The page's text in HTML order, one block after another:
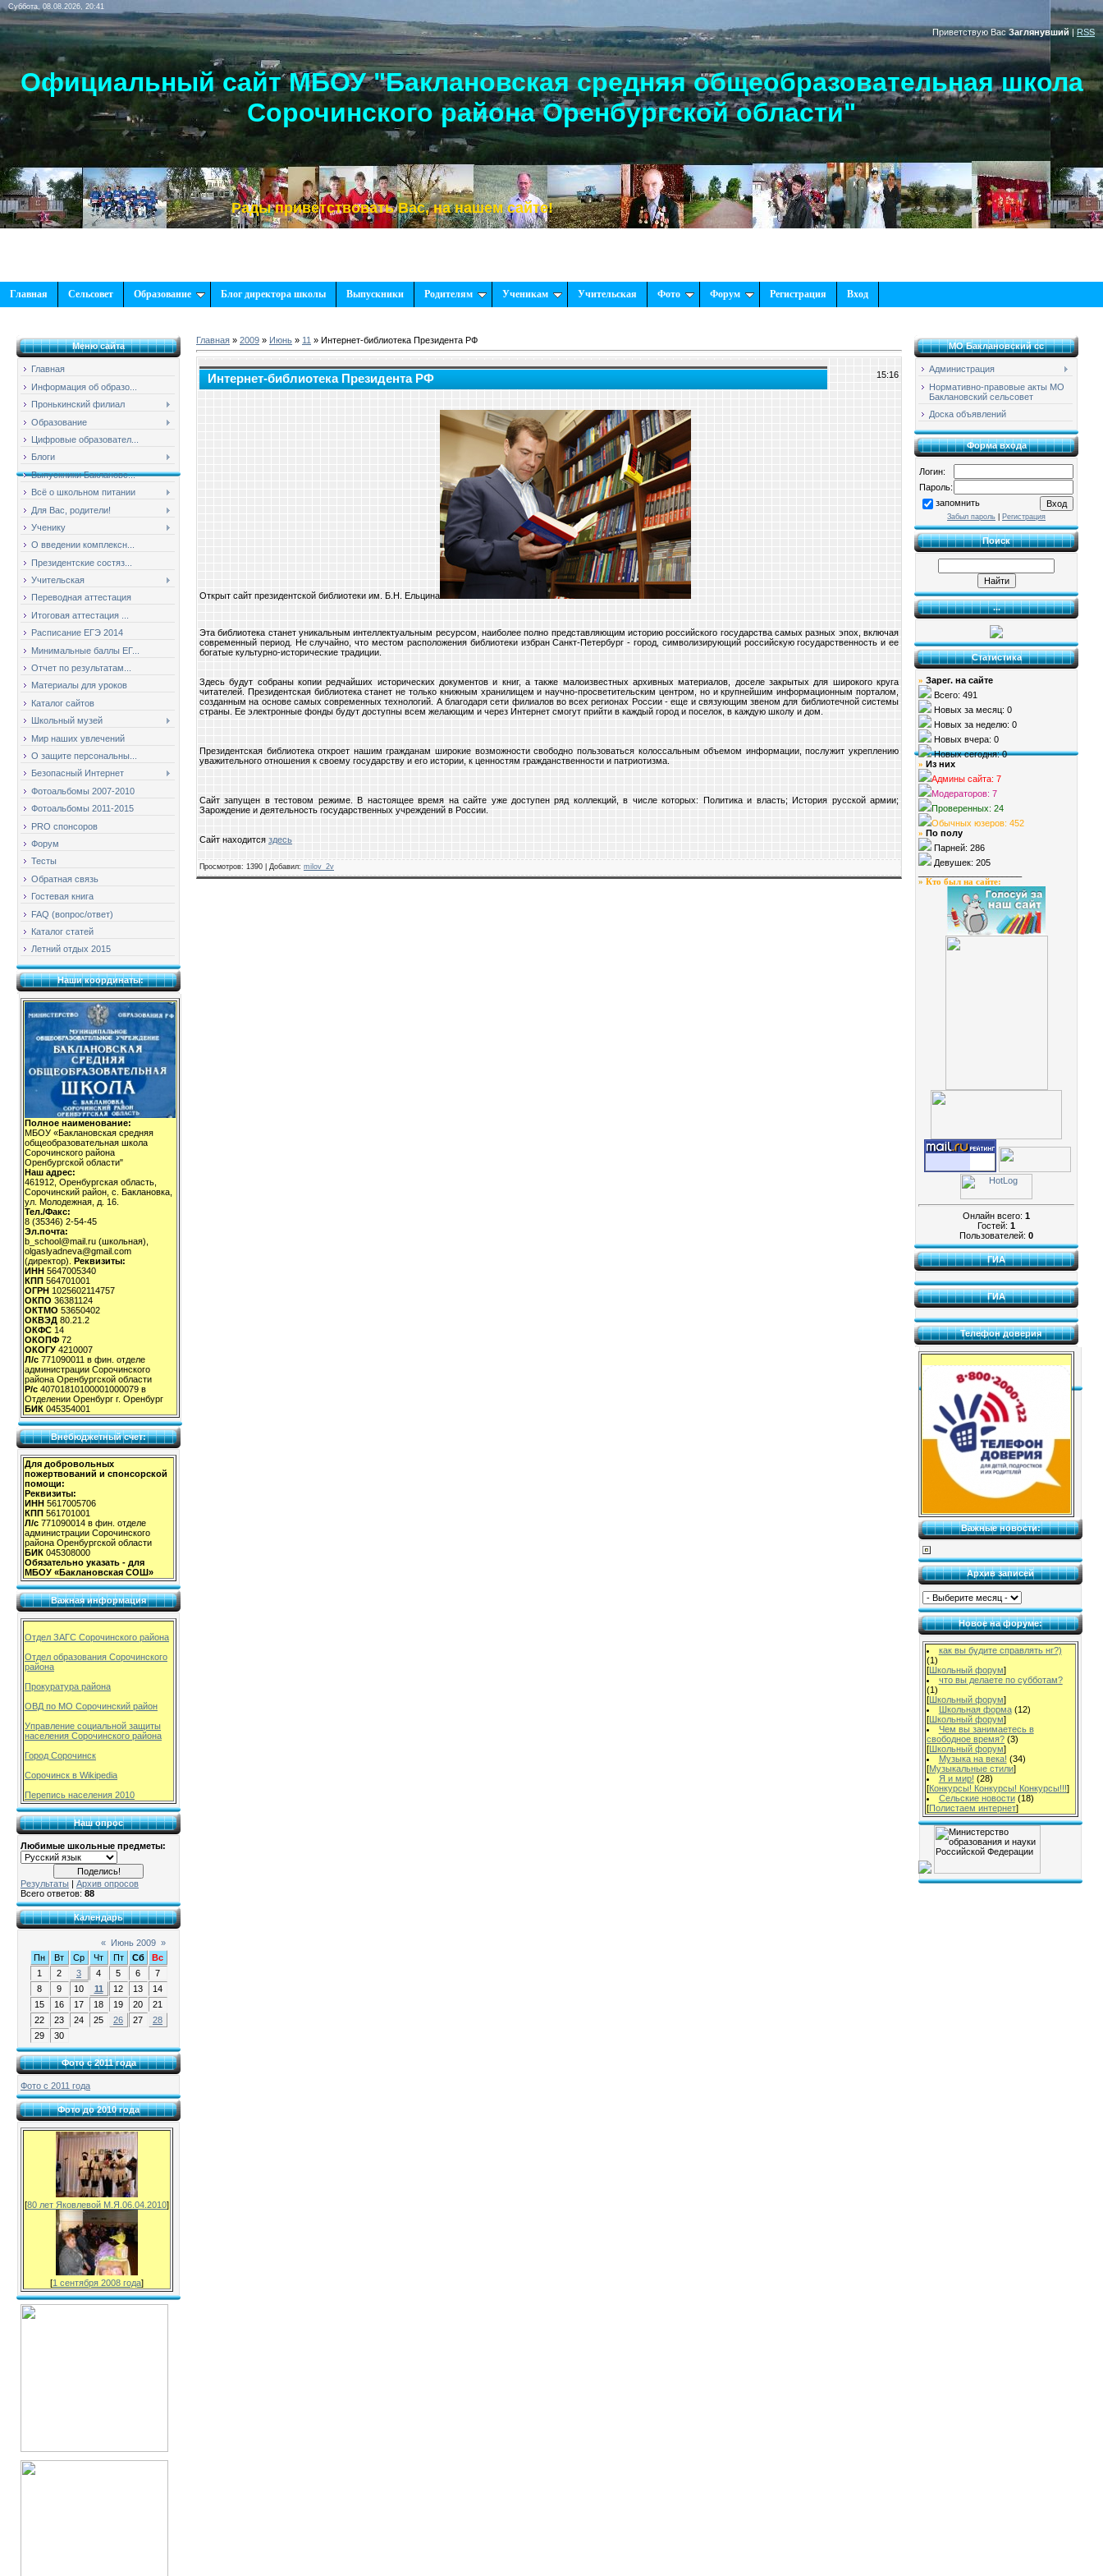
Суббота, 08.08.2026, 20:41
Приветствую Вас Заглянувший | RSS
Официальный сайт МБОУ "Баклановская средняя общеобразовательная школа
Сорочинского района Оренбургской области"
Рады приветствовать Вас, на нашем сайте!
Главная Сельсовет Образование Блог директора школы Выпускники Родителям Ученикам Учительская Фото Форум Регистрация Вход
Меню сайта
Главная
Информация об образо...
Пронькинский филиал
Образование
Цифровые образовател...
Блоги
Выпускники Баклановс...
Всё о школьном питании
Для Вас, родители!
Ученику
О введении комплексн...
Президентские состяз...
Учительская
Переводная аттестация
Итоговая аттестация ...
Расписание ЕГЭ 2014
Минимальные баллы ЕГ...
Отчет по результатам...
Материалы для уроков
Каталог сайтов
Школьный музей
Мир наших увлечений
О защите персональны...
Безопасный Интернет
Фотоальбомы 2007-2010
Фотоальбомы 2011-2015
PRO спонсоров
Форум
Тесты
Обратная связь
Гостевая книга
FAQ (вопрос/ответ)
Каталог статей
Летний отдых 2015
Наши координаты:
Полное наименование:
МБОУ «Баклановская средняя
общеобразовательная школа
Сорочинского района
Оренбургской области"
Наш адрес:
461912, Оренбургская область,
Сорочинский район, с. Баклановка,
ул. Молодежная, д. 16.
Тел./Факс:
8 (35346) 2-54-45
Эл.почта:
b_school@mail.ru (школьная),
olgaslyadneva@gmail.com
(директор). Реквизиты:
ИНН 5647005340
КПП 564701001
ОГРН 1025602114757
ОКПО 36381124
ОКТМО 53650402
ОКВЭД 80.21.2
ОКФС 14
ОКОПФ 72
ОКОГУ 4210007
Л/с 771090011 в фин. отделе
администрации Сорочинского
района Оренбургской области
Р/с 40701810100001000079 в
Отделении Оренбург г. Оренбург
БИК 045354001
Внебюджетный счет:
Для добровольных
пожертвований и спонсорской
помощи:
Реквизиты:
ИНН 5617005706
КПП 561701001
Л/с 771090014 в фин. отделе
администрации Сорочинского
района Оренбургской области
БИК 045308000
Обязательно указать - для
МБОУ «Баклановская СОШ»
Важная информация
Отдел ЗАГС Сорочинского района
Отдел образования Сорочинского
района
Прокуратура района
ОВД по МО Сорочинский район
Управление социальной защиты
населения Сорочинского района
Город Сорочинск
Сорочинск в Wikipedia
Перепись населения 2010
Наш опрос
Любимые школьные предметы:
Результаты
Архив опросов
Всего ответов: 88
Календарь
« Июнь 2009 »
Пн
Вт Ср Чт Пт Сб
Вс
1
2 3 4 5 6
7
8
9 10 11 12 13
14
15
16 17 18 19 20
21
22
23 24 25 26 27
28
29
30
Фото с 2011 года
Фото с 2011 года
Фото до 2010 года
[80 лет Яковлевой М.Я.06.04.2010]
[1 сентября 2008 года]
Главная » 2009 » Июнь » 11 » Интернет-библиотека Президента РФ
Интернет-библиотека Президента РФ 15:16
Открыт сайт президентской библиотеки им. Б.Н. Ельцина
Эта библиотека станет уникальным интеллектуальным ресурсом, наиболее полно представляющим историю российского государства самых разных эпох, включая
современный период. Не случайно, что местом расположения библиотеки избран Санкт-Петербург - город, символизирующий российскую государственность и еe
богатые культурно-исторические традиции.
Здесь будут собраны копии редчайших исторических документов и книг, а также малоизвестных архивных материалов, доселе закрытых для широкого круга
читателей. Президентская библиотека станет не только книжным хранилищем и научно-просветительским центром, но и крупнейшим информационным порталом,
созданным на основе самых современных технологий. А благодаря сети филиалов во всех регионах России - ещe и связующим звеном для библиотечной системы
страны. Еe электронные фонды будут доступны всем желающим и через Интернет смогут прийти в каждый город и посeлок, в каждую школу и дом.
Президентская библиотека откроет нашим гражданам широкие возможности свободно пользоваться колоссальным объeмом информации, послужит укреплению
уважительного отношения к своему государству и его истории, к ценностям гражданственности и патриотизма.
Сайт запущен в тестовом режиме. В настоящее время на сайте уже доступен ряд коллекций, в числе которых: Политика и власть; История русской армии;
Зарождение и деятельность государственных учреждений в России.
Сайт находится здесь
Просмотров: 1390 | Добавил: milov_2v
МО Баклановский сс
Администрация
Нормативно-правовые акты МО
Баклановский сельсовет
Доска объявлений
Форма входа
Логин:
Пароль:
запомнить
Забыл пароль Регистрация
Поиск
...
Статистика
» Зарег. на сайте
Всего: 491
Новых за месяц: 0
Новых за неделю: 0
Новых вчера: 0
Новых сегодня: 0
» Из них
Админы сайта: 7
Модераторов: 7
Проверенных: 24
Обычных юзеров: 452
» По полу
Парней: 286
Девушек: 205
» Кто был на сайте:
Онлайн всего: 1
Гостей: 1
Пользователей: 0
ГИА
ГИА
Телефон доверия
Важные новости:
Архив записей
Новое на форуме:
как вы будите справлять нг?)
(1)
[Школьный форум]
что вы делаете по субботам?
(1)
[Школьный форум]
Школьная форма (12)
[Школьный форум]
Чем вы занимаетесь в
свободное время? (3)
[Школьный форум]
Музыка на века! (34)
[Музыкальные стили]
Я и мир! (28)
[Конкурсы! Конкурсы! Конкурсы!!!]
Сельские новости (18)
[Полистаем интернет]